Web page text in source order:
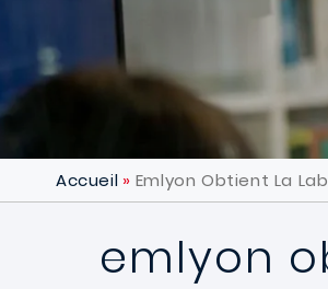
Accueil Emlyon Obtient La
emlyon